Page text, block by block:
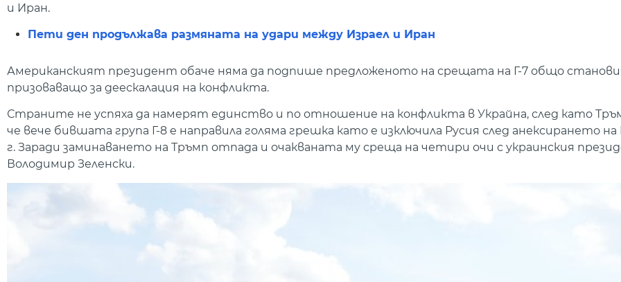
и Иран.
Пети ден продължава размяната на удари между Израел и Иран
Американският президент обаче няма да подпише предложеното на срещата на Г-7 общо
призоваващо за деескалация на конфликта.
Страните не успяха да намерят единство и по отношение на конфликта в Украйна, след като
че вече бившата група Г-8 е направила голяма грешка като е изключила Русия след анексирането на
г. Заради заминаването на Тръмп отпада и очакваната му среща на четири очи с украинския
Володимир Зеленски.